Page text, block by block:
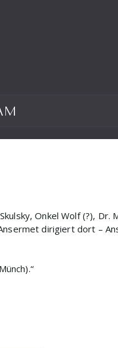
Onkel Wolf (?), Dr.
dirigiert dort –